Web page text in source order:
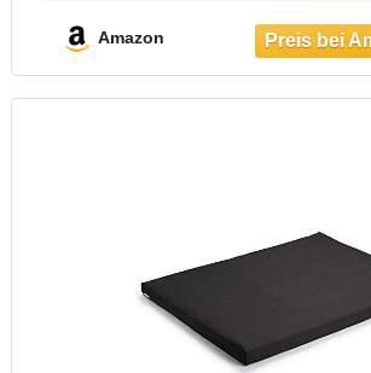
Amazon